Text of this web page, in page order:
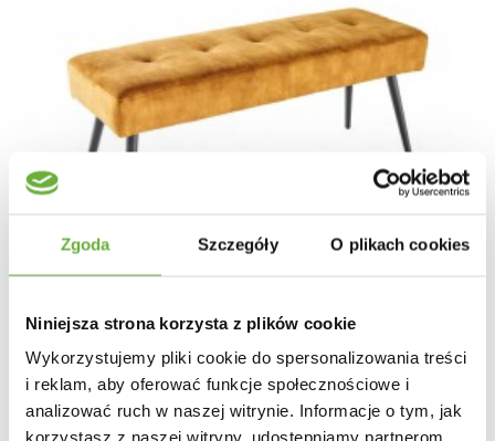
Zgoda Szczegóły O plikach cookies
Niniejsza strona korzysta z plików cookie
Wykorzystujemy pliki cookie do spersonalizowania treści
i reklam, aby oferować funkcje społecznościowe i
analizować ruch w naszej witrynie. Informacje o tym, jak
korzystasz z naszej witryny, udostępniamy partnerom